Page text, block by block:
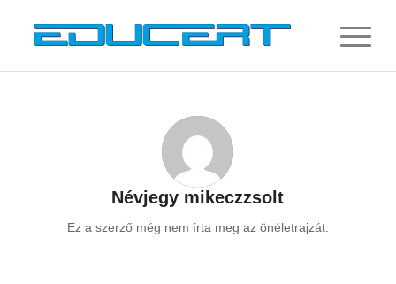
Névjegy mikeczzsolt
Ez a szerző még nem írta meg az önéletrajzát.